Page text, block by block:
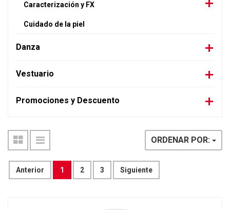
Caracterización y FX
Cuidado de la piel
Danza
Vestuario
Promociones y Descuento
Anterior 1 2 3 Siguiente
ORDENAR POR: